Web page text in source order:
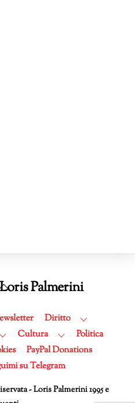
Back
Top
Palmerini
Diritto
Cultura
Politica
PayPal Donations
su Telegram
- Loris Palmerini 1995 e